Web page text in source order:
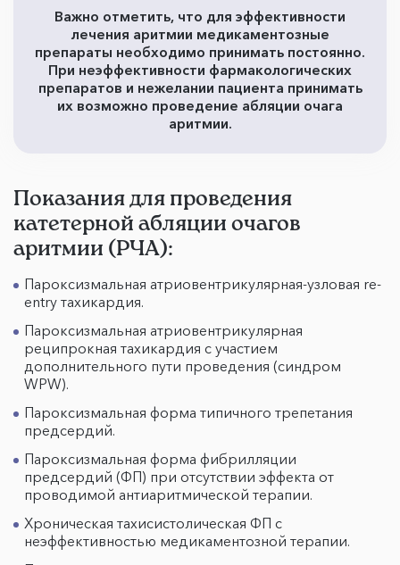
Важно отметить, что для эффективности
лечения аритмии медикаментозные
препараты необходимо принимать постоянно.
При неэффективности фармакологических
препаратов и нежелании пациента принимать
их возможно проведение абляции очага
аритмии.
Показания для проведения
катетерной абляции очагов
аритмии (РЧА):
Пароксизмальная атриовентрикулярная-узловая re-
entry тахикардия.
Пароксизмальная атриовентрикулярная
реципрокная тахикардия с участием
дополнительного пути проведения (синдром
WPW).
Пароксизмальная форма типичного трепетания
предсердий.
Пароксизмальная форма фибрилляции
предсердий (ФП) при отсутствии эффекта от
проводимой антиаритмической терапии.
Хроническая тахисистолическая ФП с
неэффективностью медикаментозной терапии.